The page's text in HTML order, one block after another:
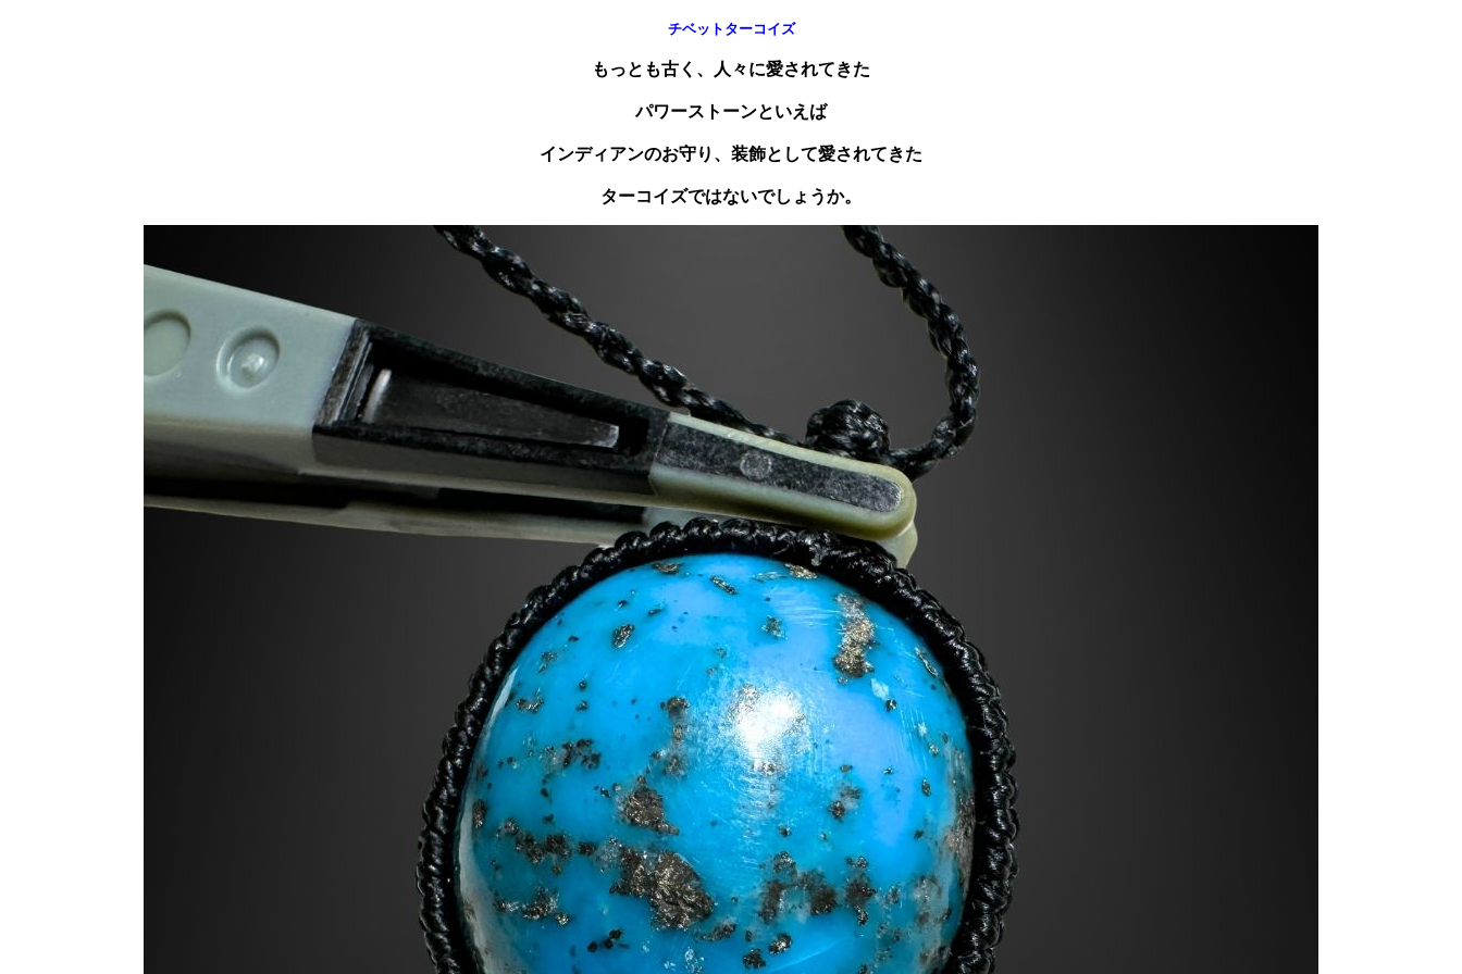
チベットターコイズ
もっとも古く、人々に愛されてきた
パワーストーンといえば
インディアンのお守り、装飾として愛されてきた
ターコイズではないでしょうか。